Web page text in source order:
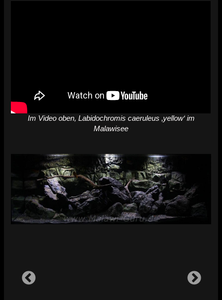
Im Video oben, Labidochromis caeruleus ‚yellow‘ im
Malawisee